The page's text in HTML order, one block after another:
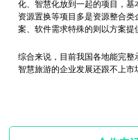
化、智慧化放到一起的项目，基
资源置换等项目多是资源整合
案、软件需求特殊的则以方案提
综合来说，目前我国各地能完
智慧旅游的企业发展还跟不上市